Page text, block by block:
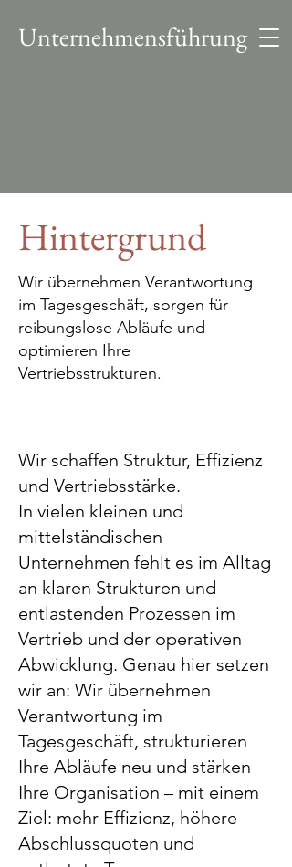
Unternehmensführung
Hintergrund
Wir übernehmen Verantwortung
im Tagesgeschäft, sorgen für
reibungslose Abläufe und
optimieren Ihre
Vertriebsstrukturen.
Wir schaffen Struktur, Effizienz
und Vertriebsstärke.
In vielen kleinen und
mittelständischen
Unternehmen fehlt es im Alltag
an klaren Strukturen und
entlastenden Prozessen im
Vertrieb und der operativen
Abwicklung. Genau hier setzen
wir an: Wir übernehmen
Verantwortung im
Tagesgeschäft, strukturieren
Ihre Abläufe neu und stärken
Ihre Organisation – mit einem
Ziel: mehr Effizienz, höhere
Abschlussquoten und